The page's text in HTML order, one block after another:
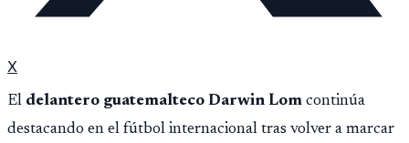
X
El delantero guatemalteco Darwin Lom continúa
destacando en el fútbol internacional tras volver a marcar